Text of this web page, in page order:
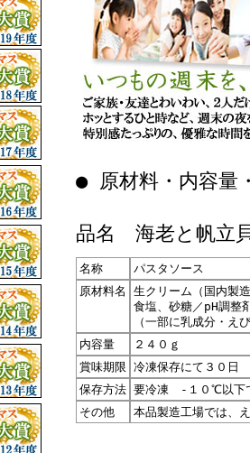
● 原材料・内容量
品名 海老と帆立
名称
パスタソース
原材料名
生クリーム（国内製
食塩、砂糖／pH調整
（一部に乳成分・え
内容量
２４０ｇ
賞味期限 冷凍保存にて３０日
保存方法 要冷凍 -１０℃以下
その他
本品製造工場では、